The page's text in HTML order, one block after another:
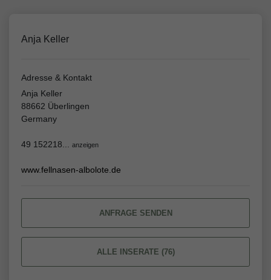
Anja Keller
Adresse & Kontakt
Anja Keller
88662 Überlingen
Germany
49 152218... anzeigen
www.fellnasen-albolote.de
ANFRAGE SENDEN
ALLE INSERATE (76)